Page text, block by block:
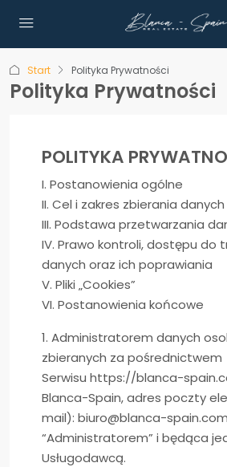
Start Polityka Prywatności
Polityka Prywatności
POLITYKA
I. Postanowienia ogólne
II. Cel i zakres zbierania danych
III. Podstawa przetwarzania
IV. Prawo kontroli, dostępu do
danych oraz ich poprawiania
V. Pliki „Cookies”
VI. Postanowienia końcowe
1. Administratorem danych
zbieranych za pośrednictwem
Serwisu https://blanca-
Blanca-Spain, adres poczty
mail): biuro@blanca-spain.com
“Administratorem” i będąca
Usługodawcą.